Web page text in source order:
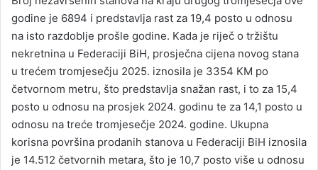
godine je 6894 i predstavlja rast za 19,4 posto u odnosu
na isto razdoblje prošle godine. Kada je riječ o tržištu
nekretnina u Federaciji BiH, prosječna cijena novog stana
u trećem tromjesečju 2025. iznosila je 3354 KM po
četvornom metru, što predstavlja snažan rast, i to za 15,4
posto u odnosu na prosjek 2024. godinu te za 14,1 posto u
odnosu na treće tromjesečje 2024. godine. Ukupna
korisna površina prodanih stanova u Federaciji BiH iznosila
je 14.512 četvornih metara, što je 10,7 posto više u odnosu